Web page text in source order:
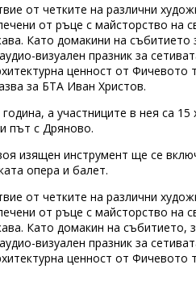
от четките на различни
от ръце с майсторство на
Като домакини на събитието
визуален празник за
ценност от Фичевото
за БТА Иван Христов.
а участниците в нея са 15
път с Дряново.
изящен инструмент ще се
опера и балет.
от четките на различни
от ръце с майсторство на
Като домакин на събитието,
визуален празник за
ценност от Фичевото